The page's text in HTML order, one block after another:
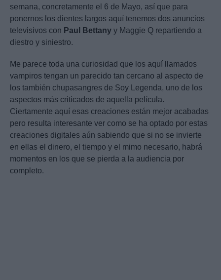
semana, concretamente el 6 de Mayo, así que para
ponernos los dientes largos aquí tenemos dos anuncios
televisivos con Paul Bettany y Maggie Q repartiendo a
diestro y siniestro.
Me parece toda una curiosidad que los aquí llamados
vampiros tengan un parecido tan cercano al aspecto de
los también chupasangres de Soy Legenda, uno de los
aspectos más criticados de aquella película.
Ciertamente aquí esas creaciones están mejor acabadas
pero resulta interesante ver como se ha optado por estas
creaciones digitales aún sabiendo que si no se invierte
en ellas el dinero, el tiempo y el mimo necesario, habrá
momentos en los que se pierda a la audiencia por
completo.